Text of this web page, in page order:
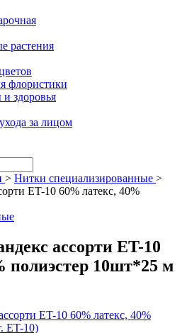
растения
флористики
здоровья
за лицом
> Нитки специализированные >
ET-10 60% латекс, 40%
ассорти ET-10
полиэстер 10шт*25 м